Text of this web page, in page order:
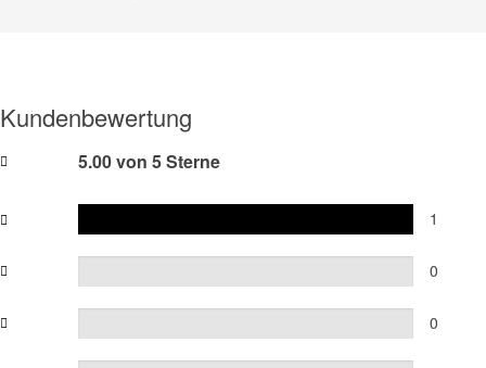
Kundenbewertung
5.00 von 5 Sterne
1
0
0